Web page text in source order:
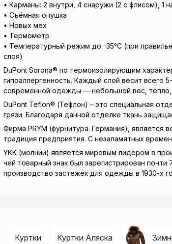
• Карманы: 2 внутри, 4 снаружи (2 с флисом), 1
• Съёмная опушка
• Новых мех
• Термометр
• Температурный режим до -35°С (при
слоя)
DuPont Sorona® по термоизолирующим
гипоаллергенность. Каждый слой весит
современной одежды — небольшой вес,
DuPont Teflon® (Тефлон) – это специальная
грязи. Благодаря данной отделке ткань
Фирма PRYM (фурнитура. Германия),
традиция предприятия. С незапамятных
YKK (молнии) является мировым лидером в
чей товарный знак был зарегистрирован
производство застежек для одежды в 1930-х
Куртки Куртки Аляска